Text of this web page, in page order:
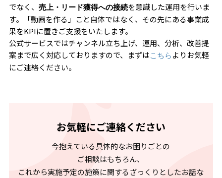
でなく、 売上・リード獲得への接続を意識した運用を行いま
す。「動画を作る」こと自体ではなく、その先にある事業成
果をKPIに置きご支援をいたします。
公式サービスではチャンネル立ち上げ、運用、分析、改善提
案まで広く対応しておりますので、まずはこちら よりお気軽
にご連絡ください。
お気軽にご連絡ください
今抱えている具体的なお困りごとの
ご相談はもちろん、
これから実施予定の施策に関するざっくりとしたお話な